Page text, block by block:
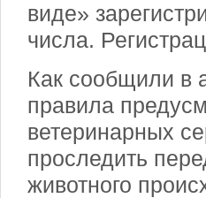
виде»
числа.
Как сообщили в
правила
ветеринарных
проследить
животного